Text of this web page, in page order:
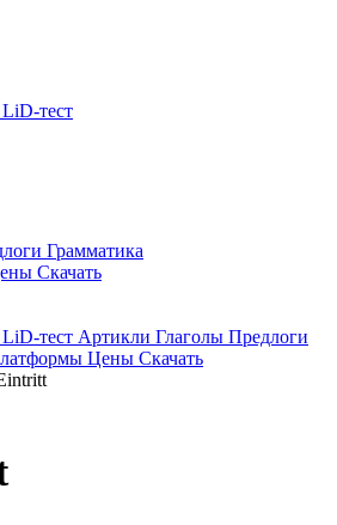
LiD-тест
Грамматика
Скачать
LiD-тест Артикли Глаголы Предлоги
Цены Скачать